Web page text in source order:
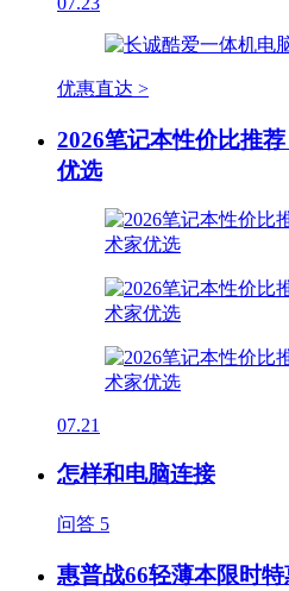
优惠直达 >
2026笔记本性价比推
优选
07.21
怎样和电脑连接
问答 5
惠普战66轻薄本限时特